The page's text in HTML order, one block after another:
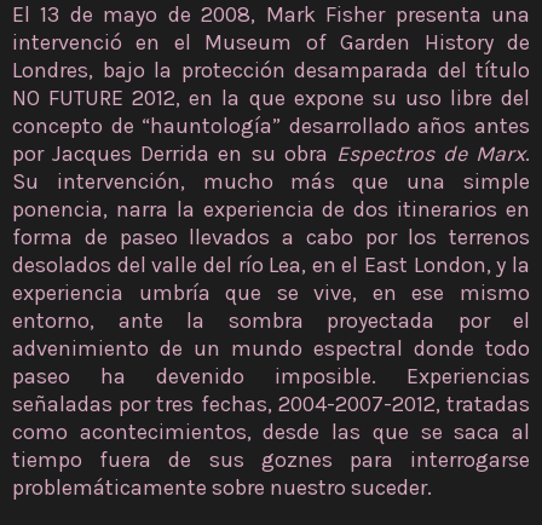
El 13 de mayo de 2008, Mark Fisher presenta una
intervenció en el Museum of Garden History de
Londres, bajo la protección desamparada del título
NO FUTURE 2012, en la que expone su uso libre del
concepto de “hauntología” desarrollado años antes
por Jacques Derrida en su obra Espectros de Marx.
Su intervención, mucho más que una simple
ponencia, narra la experiencia de dos itinerarios en
forma de paseo llevados a cabo por los terrenos
desolados del valle del río Lea, en el East London, y la
experiencia umbría que se vive, en ese mismo
entorno, ante la sombra proyectada por el
advenimiento de un mundo espectral donde todo
paseo ha devenido imposible. Experiencias
señaladas por tres fechas, 2004-2007-2012, tratadas
como acontecimientos, desde las que se saca al
tiempo fuera de sus goznes para interrogarse
problemáticamente sobre nuestro suceder.